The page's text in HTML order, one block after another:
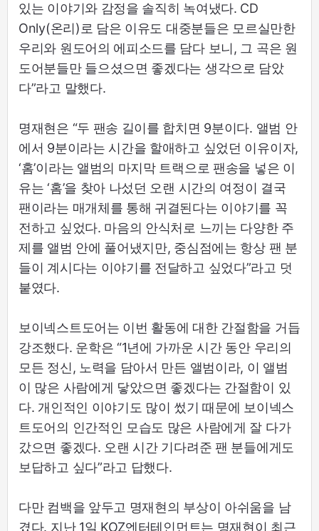
있는 이야기와 감정을 솔직히 녹여냈다. CD
Only(온리)로 담은 이유도 대중분들은 모르실만한
우리와 원도어의 에피소드를 담다 보니, 그 곡은 원
도어분들만 들으셨으면 좋겠다는 생각으로 담았
다”라고 말했다.
명재현은 “두 팬송 길이를 합치면 9분이다. 앨범 안
에서 9분이라는 시간을 할애하고 싶었던 이유이자,
‘홈’이라는 앨범의 마지막 트랙으로 팬송을 넣은 이
유는 ‘홈’을 찾아 나섰던 오랜 시간의 여정이 결국
팬이라는 매개체를 통해 귀결된다는 이야기를 꼭
전하고 싶었다. 마음의 안식처로 느끼는 다양한 주
제를 앨범 안에 풀어냈지만, 중심점에는 항상 팬 분
들이 계시다는 이야기를 전달하고 싶었다”라고 덧
붙였다.
보이넥스트도어는 이번 활동에 대한 간절함을 거듭
강조했다. 운학은 “1년에 가까운 시간 동안 우리의
모든 정신, 노력을 담아서 만든 앨범이라, 이 앨범
이 많은 사람에게 닿았으면 좋겠다는 간절함이 있
다. 개인적인 이야기도 많이 썼기 때문에 보이넥스
트도어의 인간적인 모습도 많은 사람에게 잘 다가
갔으면 좋겠다. 오랜 시간 기다려준 팬 분들에게도
보답하고 싶다”라고 답했다.
다만 컴백을 앞두고 명재현의 부상이 아쉬움을 남
겼다. 지난 1일 KOZ엔터테인먼트는 명재현이 최근